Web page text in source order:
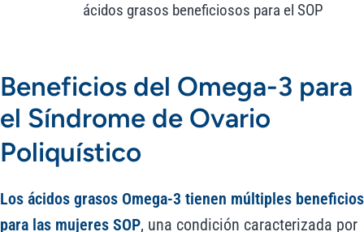
Beneficios del Omega-3 para
el Síndrome de Ovario
Poliquístico
Los ácidos grasos Omega-3 tienen múltiples beneficios
para las mujeres SOP, una condición caracterizada por